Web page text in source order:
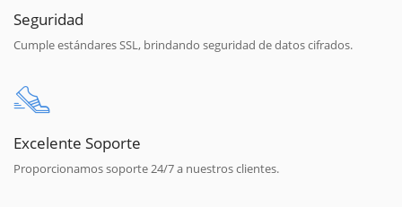
Seguridad
Cumple estándares SSL, brindando seguridad de datos cifrados.
Excelente Soporte
Proporcionamos soporte 24/7 a nuestros clientes.